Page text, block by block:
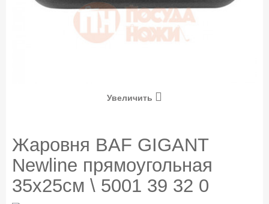
Увеличить
Жаровня BAF GIGANT
Newline прямоугольная
35x25см \ 5001 39 32 0